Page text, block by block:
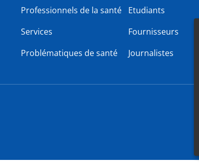
Professionnels de la santé
Services
Problématiques de santé
Etudiants
Fournisseurs
Journalistes